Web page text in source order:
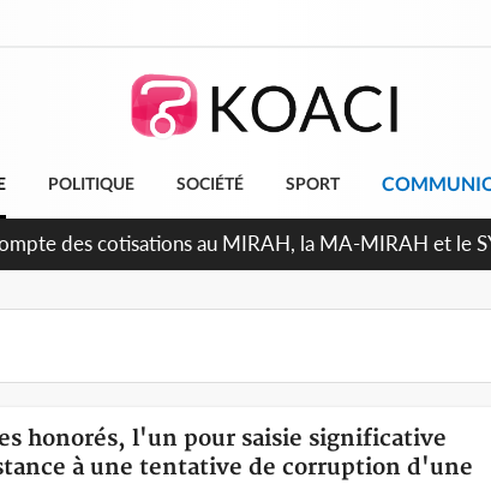
POLITIQUE SOCIÉTÉ SPORT
2026, Thiam plaide pour un environnement
honorés, l'un pour saisie significative
à une tentative de corruption d'une